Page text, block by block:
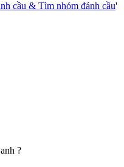
cầu & Tìm nhóm đánh cầu'
?